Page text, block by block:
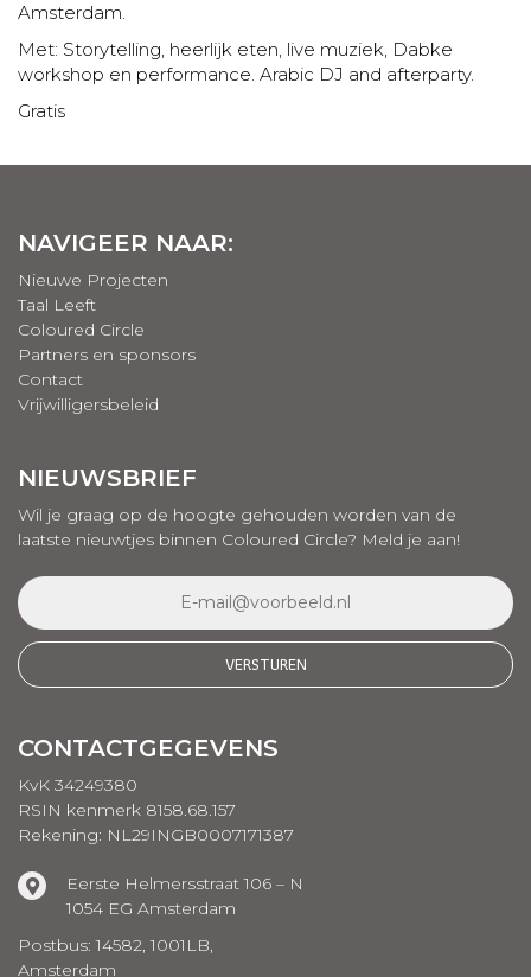
Amsterdam.
Met: Storytelling, heerlijk eten, live muziek, Dabke
workshop en performance. Arabic DJ and afterparty.
Gratis
NAVIGEER NAAR:
Nieuwe Projecten
Taal Leeft
Coloured Circle
Partners en sponsors
Contact
Vrijwilligersbeleid
NIEUWSBRIEF
Wil je graag op de hoogte gehouden worden van de
laatste nieuwtjes binnen Coloured Circle? Meld je aan!
CONTACTGEGEVENS
KvK 34249380
RSIN kenmerk 8158.68.157
Rekening: NL29INGB0007171387
Eerste Helmersstraat 106 – N
1054 EG Amsterdam
Postbus: 14582, 1001LB,
Amsterdam